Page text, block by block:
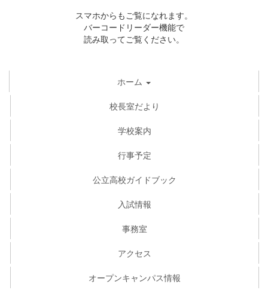
スマホからもご覧になれます。
バーコードリーダー機能で
読み取ってご覧ください。
ホーム
校長室だより
学校案内
行事予定
公立高校ガイドブック
入試情報
事務室
アクセス
オープンキャンパス情報